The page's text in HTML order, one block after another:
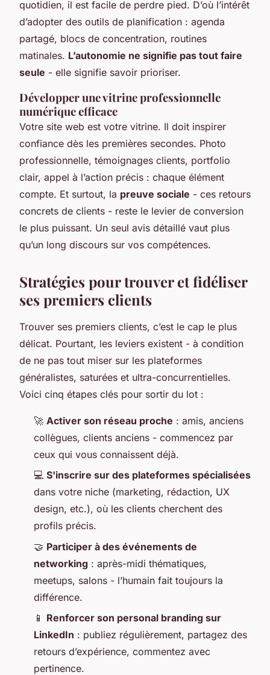
quotidien, il est facile de perdre pied. D’où l’intérêt
d’adopter des outils de planification : agenda
partagé, blocs de concentration, routines
matinales. L’autonomie ne signifie pas tout faire
seule - elle signifie savoir prioriser.
Développer une vitrine professionnelle
numérique efficace
Votre site web est votre vitrine. Il doit inspirer
confiance dès les premières secondes. Photo
professionnelle, témoignages clients, portfolio
clair, appel à l’action précis : chaque élément
compte. Et surtout, la preuve sociale - ces retours
concrets de clients - reste le levier de conversion
le plus puissant. Un seul avis détaillé vaut plus
qu’un long discours sur vos compétences.
Stratégies pour trouver et fidéliser
ses premiers clients
Trouver ses premiers clients, c’est le cap le plus
délicat. Pourtant, les leviers existent - à condition
de ne pas tout miser sur les plateformes
généralistes, saturées et ultra-concurrentielles.
Voici cinq étapes clés pour sortir du lot :
🚀 Activer son réseau proche : amis, anciens
collègues, clients anciens - commencez par
ceux qui vous connaissent déjà.
💻 S'inscrire sur des plateformes spécialisées
dans votre niche (marketing, rédaction, UX
design, etc.), où les clients cherchent des
profils précis.
🤝 Participer à des événements de
networking : après-midi thématiques,
meetups, salons - l’humain fait toujours la
différence.
📱 Renforcer son personal branding sur
LinkedIn : publiez régulièrement, partagez des
retours d’expérience, commentez avec
pertinence.